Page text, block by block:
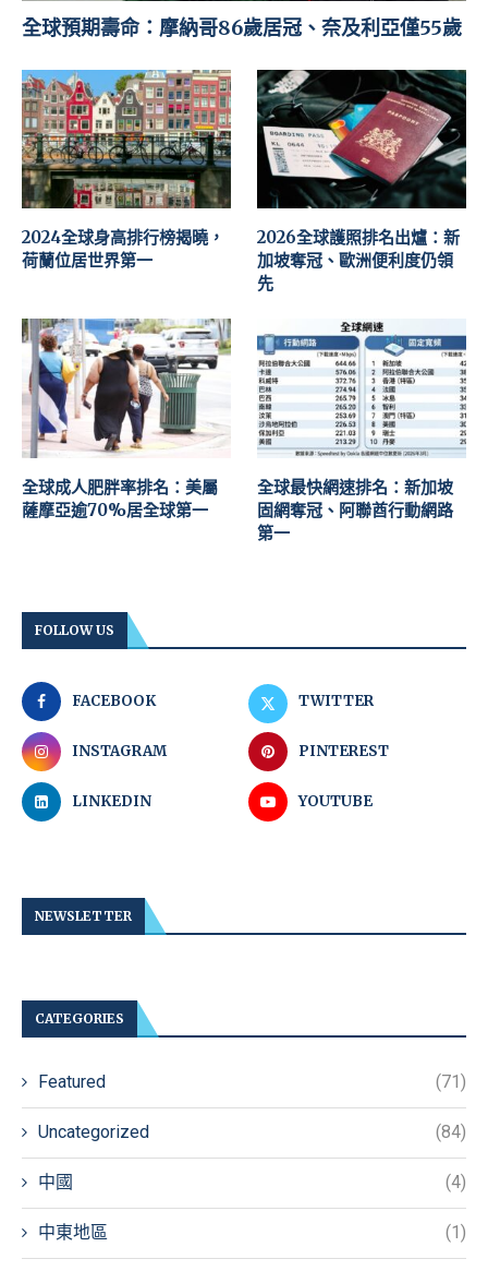
全球預期壽命：摩納哥86歲居冠、奈及利亞僅55歲
2024全球身高排行榜揭曉，
荷蘭位居世界第一
2026全球護照排名出爐：新
加坡奪冠、歐洲便利度仍領
先
全球成人肥胖率排名：美屬
薩摩亞逾70%居全球第一
全球最快網速排名：新加坡
固網奪冠、阿聯酋行動網路
第一
FOLLOW US
FACEBOOK TWITTER
INSTAGRAM PINTEREST
LINKEDIN YOUTUBE
NEWSLETTER
CATEGORIES
Featured (71)
Uncategorized (84)
中國 (4)
中東地區 (1)